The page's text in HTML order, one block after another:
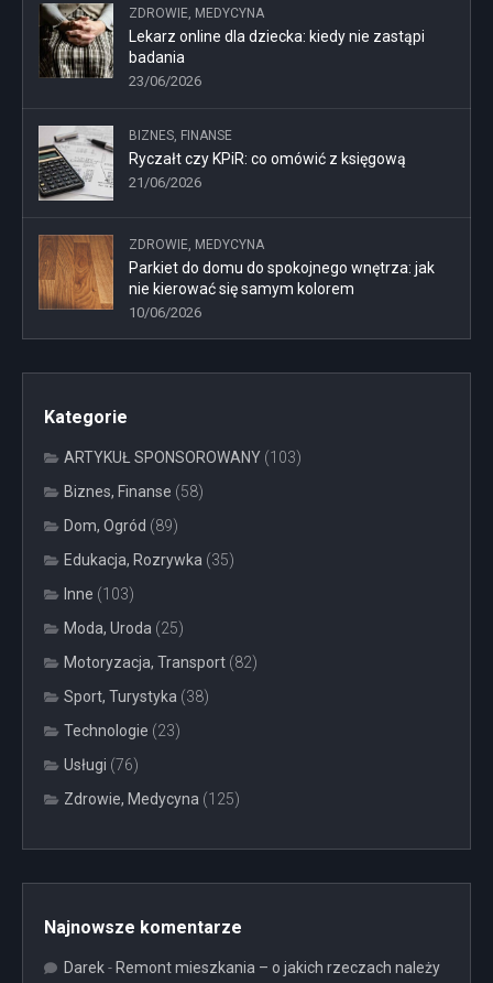
ZDROWIE, MEDYCYNA
Lekarz online dla dziecka: kiedy nie zastąpi
badania
23/06/2026
BIZNES, FINANSE
Ryczałt czy KPiR: co omówić z księgową
21/06/2026
ZDROWIE, MEDYCYNA
Parkiet do domu do spokojnego wnętrza: jak
nie kierować się samym kolorem
10/06/2026
Kategorie
ARTYKUŁ SPONSOROWANY (103)
Biznes, Finanse (58)
Dom, Ogród (89)
Edukacja, Rozrywka (35)
Inne (103)
Moda, Uroda (25)
Motoryzacja, Transport (82)
Sport, Turystyka (38)
Technologie (23)
Usługi (76)
Zdrowie, Medycyna (125)
Najnowsze komentarze
Darek- Remont mieszkania – o jakich rzeczach należy